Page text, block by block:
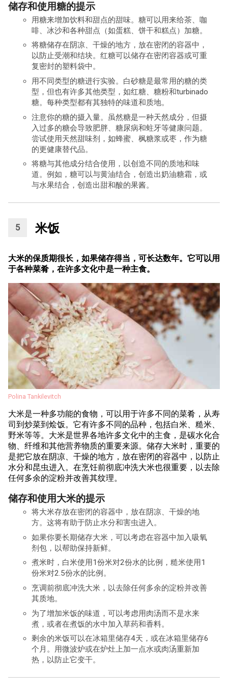
储存和使用糖的提示
用糖来增加饮料和甜点的甜味。糖可以用来给茶、咖
啡、冰沙和各种甜点（如蛋糕、饼干和糕点）加糖。
将糖储存在阴凉、干燥的地方，放在密闭的容器中，
以防止受潮和结块。红糖可以储存在密闭容器或可重
复密封的塑料袋中。
用不同类型的糖进行实验。白砂糖是最常用的糖的类
型，但也有许多其他类型，如红糖、糖粉和turbinado
糖。每种类型都有其独特的味道和质地。
注意你的糖的摄入量。虽然糖是一种天然成分，但摄
入过多的糖会导致肥胖、糖尿病和蛀牙等健康问题。
尝试使用天然甜味剂，如蜂蜜、枫糖浆或枣，作为糖
的更健康替代品。
将糖与其他成分结合使用，以创造不同的质地和味
道。例如，糖可以与黄油结合，创造出奶油糖霜，或
与水果结合，创造出甜和酸的果酱。
米饭
大米的保质期很长，如果储存得当，可长达数年。它可以用
于各种菜肴，在许多文化中是一种主食。
Polina Tankilevitch
大米是一种多功能的食物，可以用于许多不同的菜肴，从寿
司到炒菜到烩饭。它有许多不同的品种，包括白米、糙米、
野米等等。大米是世界各地许多文化中的主食，是碳水化合
物、纤维和其他营养物质的重要来源。储存大米时，重要的
是把它放在阴凉、干燥的地方，放在密闭的容器中，以防止
水分和昆虫进入。在烹饪前彻底冲洗大米也很重要，以去除
任何多余的淀粉并改善其纹理。
储存和使用大米的提示
将大米存放在密闭的容器中，放在阴凉、干燥的地
方。这将有助于防止水分和害虫进入。
如果你要长期储存大米，可以考虑在容器中加入吸氧
剂包，以帮助保持新鲜。
煮米时，白米使用1份米对2份水的比例，糙米使用1
份米对2.5份水的比例。
烹调前彻底冲洗大米，以去除任何多余的淀粉并改善
其质地。
为了增加米饭的味道，可以考虑用肉汤而不是水来
煮，或者在煮饭的水中加入草药和香料。
剩余的米饭可以在冰箱里储存4天，或在冰箱里储存6
个月。用微波炉或在炉灶上加一点水或肉汤重新加
热，以防止它变干。